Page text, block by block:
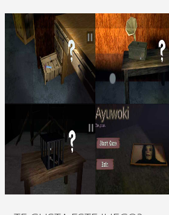
¡JUGAR
Zoom